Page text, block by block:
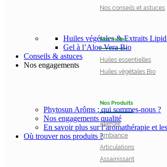
Huiles végétales & Extraits
Gel à l’Aloe Vera Bio
Conseils & astuces
Nos engagements
Phytosun Arôms : qui sommes-nous ?
Nos engagements qualité
En savoir plus sur l’aromathérapie et
Où trouver nos produits ?
Nos conseils et astuces
Nos huiles
Huiles essentielles
Huiles végétales Bio
Nos Produits
Allergie
Ambiance
Articulations
Assainissant